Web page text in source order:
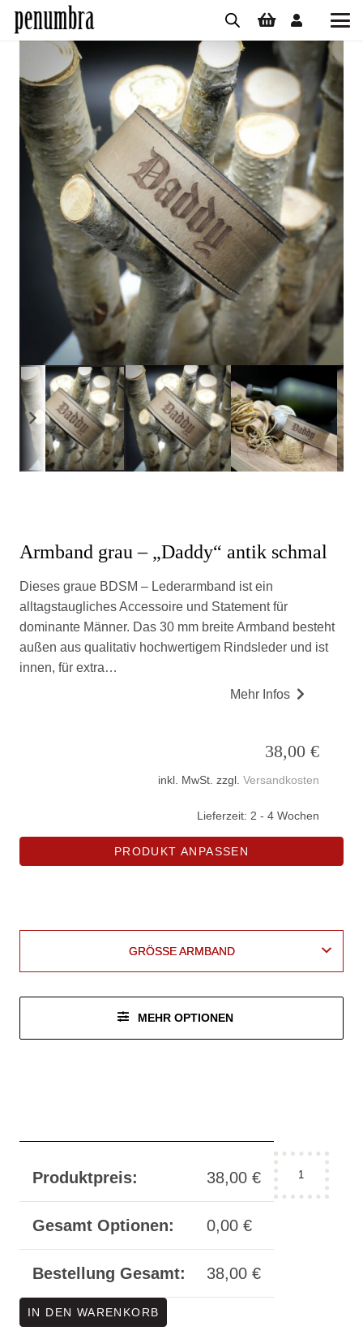
Armband grau – „Daddy“ antik schmal
Dieses graue BDSM – Lederarmband ist ein
alltagstaugliches Accessoire und Statement für
dominante Männer. Das 30 mm breite Armband besteht
außen aus qualitativ hochwertigem Rindsleder und ist
innen, für extra…
Mehr Infos
38,00 €
inkl. MwSt. zzgl. Versandkosten
Lieferzeit: 2 - 4 Wochen
PRODUKT ANPASSEN
GRÖSSE ARMBAND
GRÖSSE ARMBAND
MEHR OPTIONEN
Produktpreis: 38,00 €
Gesamt Optionen: 0,00 €
Bestellung Gesamt: 38,00 €
Armband
grau
-
IN DEN WARENKORB